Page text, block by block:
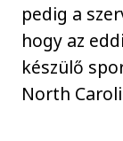
pedig a
hogy az
készülő
North